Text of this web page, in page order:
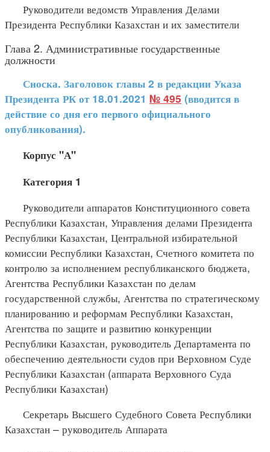
Руководители ведомств Управления Делами
Президента Республики Казахстан и их заместители
Глава 2. Административные государственные
должности
Сноска. Заголовок главы 2 в редакции Указа
Президента РК от 18.01.2021 № 495 (вводится в
действие со дня его первого официального
опубликования).
Корпус "А"
Категория 1
Руководители аппаратов Конституционного совета
Республики Казахстан, Управления делами Президента
Республики Казахстан, Центральной избирательной
комиссии Республики Казахстан, Счетного комитета по
контролю за исполнением республиканского бюджета,
Агентства Республики Казахстан по делам
государственной службы, Агентства по стратегическому
планированию и реформам Республики Казахстан,
Агентства по защите и развитию конкуренции
Республики Казахстан, руководитель Департамента по
обеспечению деятельности судов при Верховном Суде
Республики Казахстан (аппарата Верховного Суда
Республики Казахстан)
Секретарь Высшего Судебного Совета Республики
Казахстан – руководитель Аппарата